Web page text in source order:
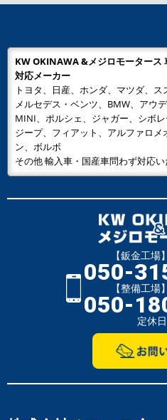
KW OKINAWA &メジロモータース
対応メーカー
トヨタ、日産、ホンダ、マツダ、ス
メルセデス・ベンツ、BMW、アウ
MINI、ポルシェ、ジャガー、シボレ
ジープ、フィアット、アルファロ
ン、ボルボ
その他 輸入車・国産車問わず対応
【鈑金工場
050-
【整備工場
050-
定休